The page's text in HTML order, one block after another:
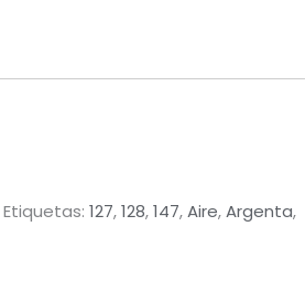
Etiquetas: 127,128,147,Aire,Argenta,